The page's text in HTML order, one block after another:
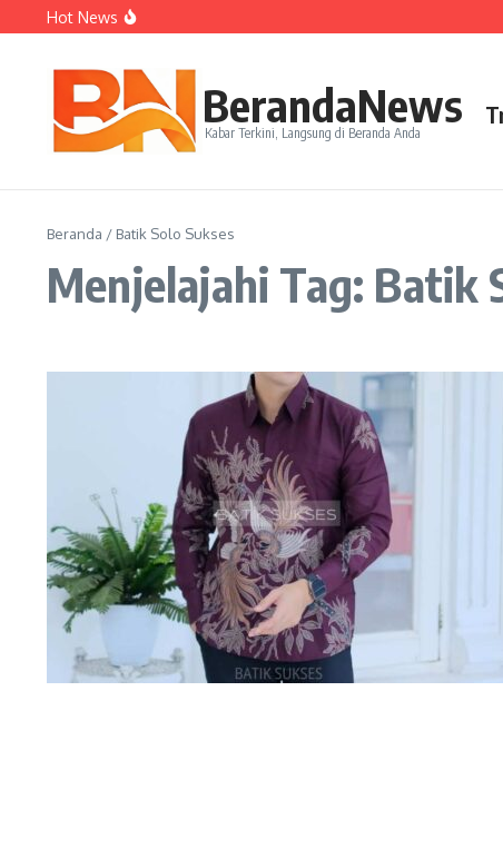
Lewati ke konten
Hot News
Janji Roberto Mancini usai Jadi Pelatih Timnas Italia
BerandaNews
Kabar Terkini, Langsung di Beranda Anda
Beranda / Batik Solo Sukses
Menjelajahi Tag: Batik